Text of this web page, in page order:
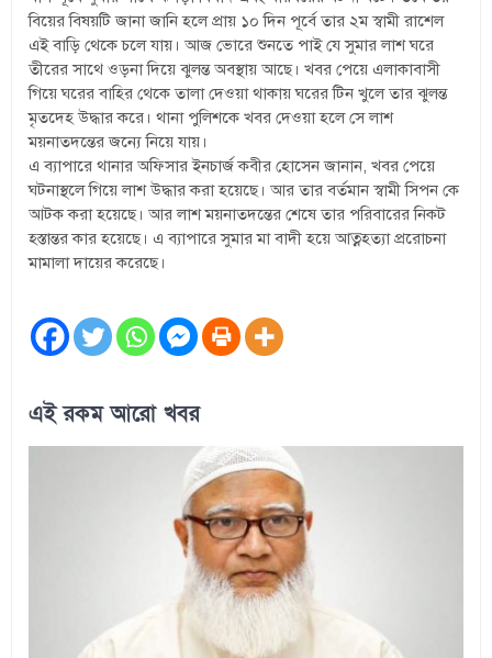
বিয়ের বিষয়টি জানা জানি হলে প্রায় ১০ দিন পূর্বে তার ২ম স্বামী রাশেল
এই বাড়ি থেকে চলে যায়। আজ ভোরে শুনতে পাই যে সুমার লাশ ঘরে
তীরের সাথে ওড়না দিয়ে ঝুলন্ত অবস্থায় আছে। খবর পেয়ে এলাকাবাসী
গিয়ে ঘরের বাহির থেকে তালা দেওয়া থাকায় ঘরের টিন খুলে তার ঝুলন্ত
মৃতদেহ উদ্ধার করে। থানা পুলিশকে খবর দেওয়া হলে সে লাশ
ময়নাতদন্তের জন্যে নিয়ে যায়।
এ ব্যাপারে থানার অফিসার ইনচার্জ কবীর হোসেন জানান, খবর পেয়ে
ঘটনাস্থলে গিয়ে লাশ উদ্ধার করা হয়েছে। আর তার বর্তমান স্বামী সিপন কে
আটক করা হয়েছে। আর লাশ ময়নাতদন্তের শেষে তার পরিবারের নিকট
হস্তান্তর কার হয়েছে। এ ব্যাপারে সুমার মা বাদী হয়ে আত্নহত্যা প্ররোচনা
মামালা দায়ের করেছে।
এই রকম আরো খবর